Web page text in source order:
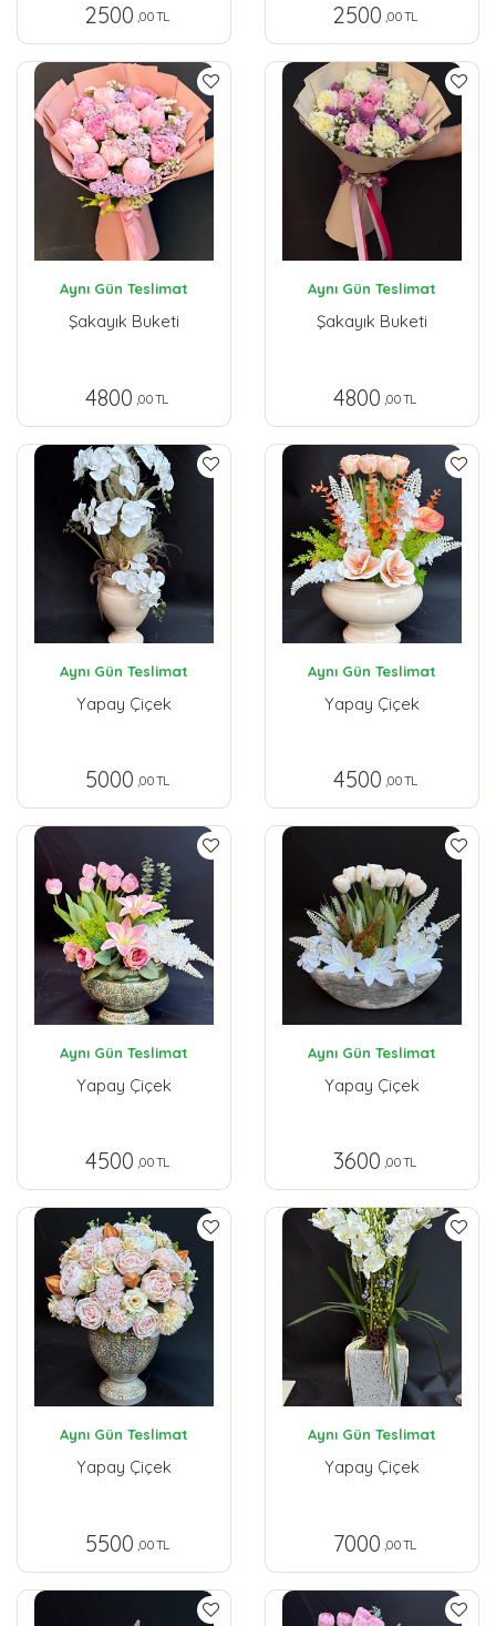
2500 ,00 TL 2500 ,00 TL
Aynı Gün Teslimat
Şakayık Buketi
4800 ,00 TL
Aynı Gün Teslimat
Şakayık Buketi
4800 ,00 TL
Aynı Gün Teslimat
Yapay Çiçek
5000 ,00 TL
Aynı Gün Teslimat
Yapay Çiçek
4500 ,00 TL
Aynı Gün Teslimat
Yapay Çiçek
4500 ,00 TL
Aynı Gün Teslimat
Yapay Çiçek
3600 ,00 TL
Aynı Gün Teslimat
Yapay Çiçek
5500 ,00 TL
Aynı Gün Teslimat
Yapay Çiçek
7000 ,00 TL